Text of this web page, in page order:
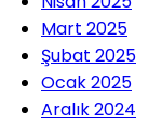
Mart 2025
Şubat 2025
Ocak 2025
Aralık 2024